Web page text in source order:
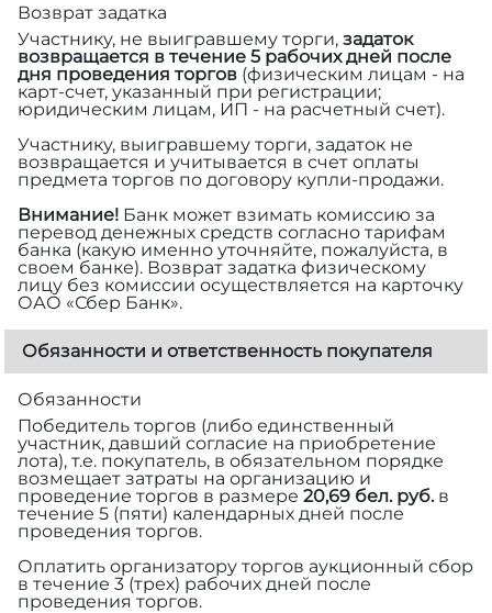
Возврат задатка
Участнику, не выигравшему торги, задаток
возвращается в течение 5 рабочих дней после
дня проведения торгов (физическим лицам - на
карт-счет, указанный при регистрации;
юридическим лицам, ИП - на расчетный счет).
Участнику, выигравшему торги, задаток не
возвращается и учитывается в счет оплаты
предмета торгов по договору купли-продажи.
Внимание! Банк может взимать комиссию за
перевод денежных средств согласно тарифам
банка (какую именно уточняйте, пожалуйста, в
своем банке). Возврат задатка физическому
лицу без комиссии осуществляется на карточку
ОАО «Сбер Банк».
Обязанности и ответственность покупателя
Обязанности
Победитель торгов (либо единственный
участник, давший согласие на приобретение
лота), т.е. покупатель, в обязательном порядке
возмещает затраты на организацию и
проведение торгов в размере 20,69 бел. руб.в
течение 5 (пяти) календарных дней после
проведения торгов.
Оплатить организатору торгов аукционный сбор
в течение 3 (трех) рабочих дней после
проведения торгов.